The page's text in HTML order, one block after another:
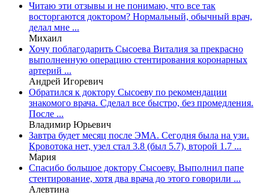
Читаю эти отзывы и не понимаю, что все так
восторгаются доктором? Нормальный, обычный врач,
делал мне ...
Михаил
Хочу поблагодарить Сысоева Виталия за прекрасно
выполненную операцию стентирования коронарных
артерий ...
Андрей Игоревич
Обратился к доктору Сысоеву по рекомендации
знакомого врача. Сделал все быстро, без промедления.
После ...
Владимир Юрьевич
Завтра будет месяц после ЭМА. Сегодня была на узи.
Кровотока нет, узел стал 3.8 (был 5.7), второй 1.7 ...
Мария
Спасибо большое доктору Сысоеву. Выполнил папе
стентирование, хотя два врача до этого говорили ...
Алевтина